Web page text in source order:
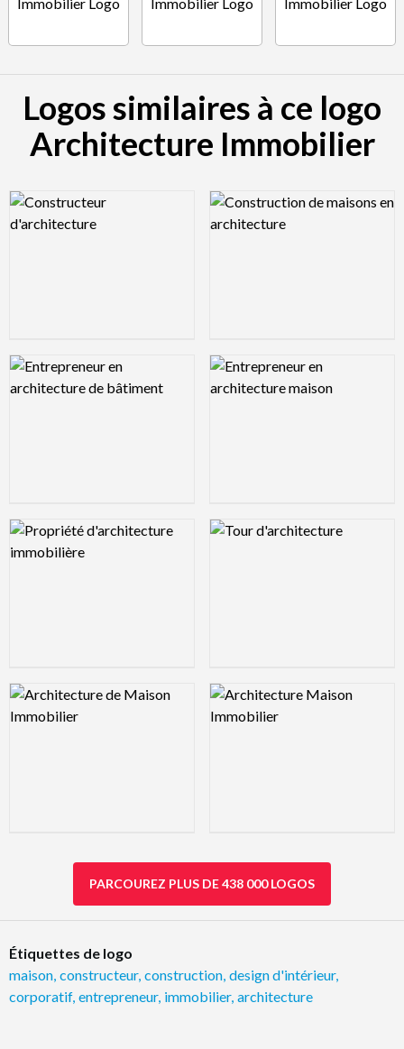
Logos similaires à ce logo
Architecture Immobilier
Logo Preview Image Logo Preview Image
Logo Preview Image Logo Preview Image
Logo Preview Image Logo Preview Image
Logo Preview Image Logo Preview Image
PARCOUREZ PLUS DE 438 000 LOGOS
Étiquettes de logo
maison constructeur, construction design d'intérieur,
corporatif, entrepreneur, immobilier, architecture